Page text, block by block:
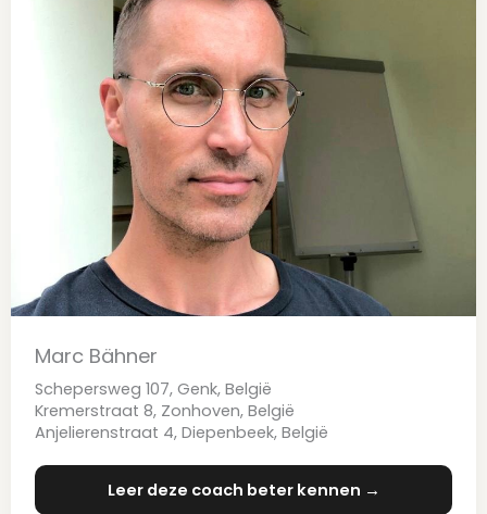
Marc Bähner
Schepersweg 107, Genk, België
Kremerstraat 8, Zonhoven, België
Anjelierenstraat 4, Diepenbeek, België
Leer deze coach beter kennen →